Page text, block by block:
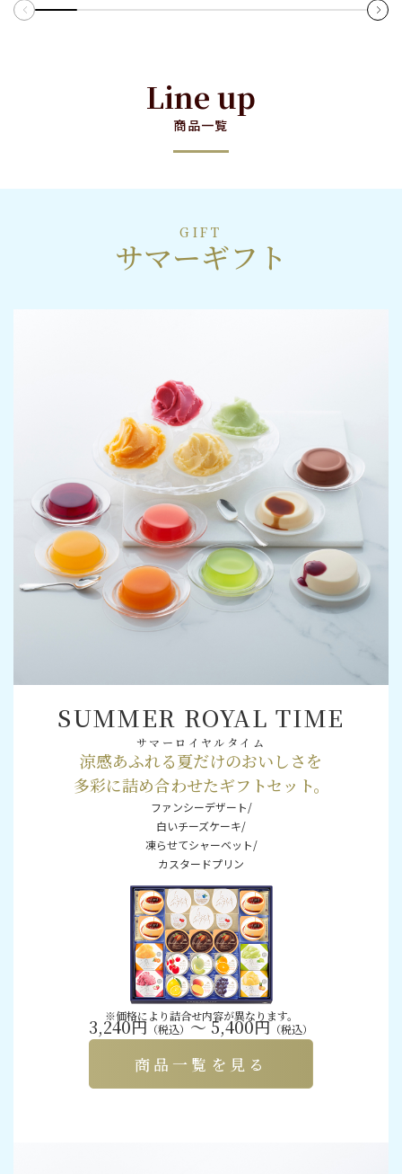
Line up
商品一覧
GIFT
サマーギフト
SUMMER ROYAL TIME
サマーロイヤルタイム
涼感あふれる夏だけのおいしさを
多彩に詰め合わせたギフトセット。
ファンシーデザート/
白いチーズケーキ/
凍らせてシャーベット/
カスタードプリン
※価格により詰合せ内容が異なります。
3,240円 （税込） ～ 5,400円 （税込）
商品一覧を見る